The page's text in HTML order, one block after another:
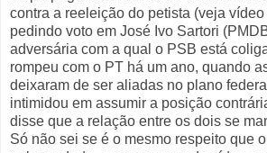
contra a reeleição do petista (veja
pedindo voto em José Ivo Sartori
adversária com a qual o PSB está
rompeu com o PT há um ano, quando
deixaram de ser aliadas no plano
intimidou em assumir a posição
disse que a relação entre os dois se
Só não sei se é o mesmo respeito que